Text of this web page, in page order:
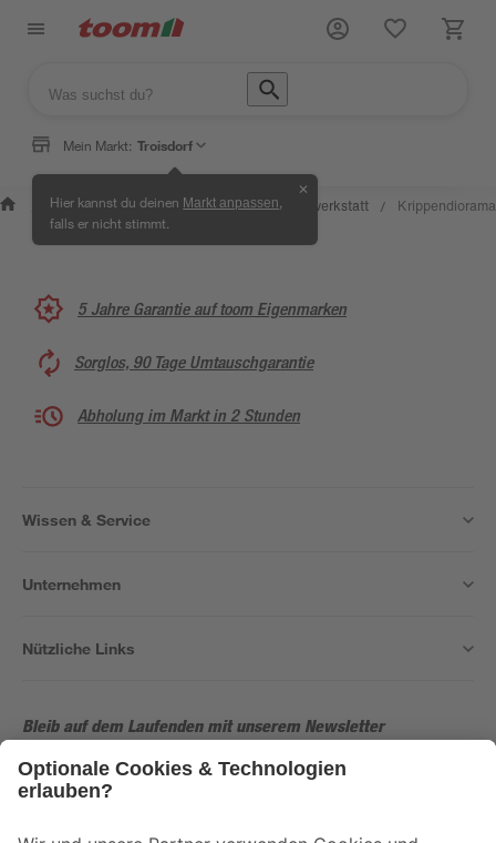
Mein Markt: Troisdorf
Hier kannst du deinen Markt anpassen
falls er nicht stimmt.
✕
Wissen &
Service
/
Selbermachen
& Ratgeber
/ Kreativwerkstatt / Krippendiorama
5 Jahre Garantie auf toom Eigenmarken
Sorglos, 90 Tage Umtauschgarantie
Abholung im Markt in 2 Stunden
Wissen & Service
Unternehmen
Nützliche Links
Bleib auf dem Laufenden mit unserem Newsletter
Der toom Newsletter: Keine Angebote und Aktionen mehr verpassen!